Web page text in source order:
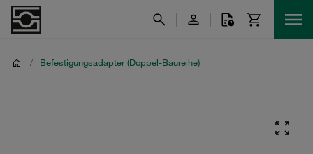
/ Befestigungsadapter (Doppel-Baureihe)